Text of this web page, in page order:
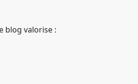
blog valorise :